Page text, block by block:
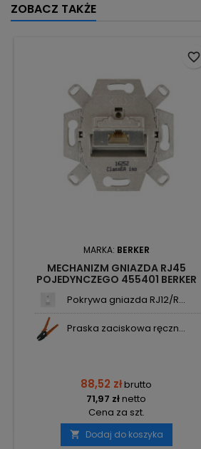
ZOBACZ TAKŻE
MARKA: BERKER
MECHANIZM GNIAZDA RJ45
POJEDYNCZEGO 455401 BERKER
Pokrywa gniazda RJ12/R...
Praska zaciskowa ręczn...
88,52 złbrutto
71,97 złnetto
Cena za szt.
 Dodaj do koszyka
favorite_border